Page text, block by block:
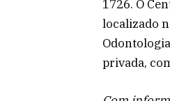
1726. O
localizado
privada,